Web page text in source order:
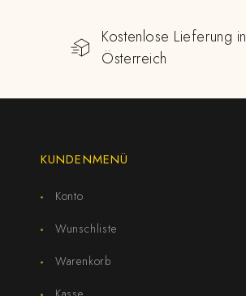
Kostenlose Lieferung in
Österreich
KUNDENMENÜ
Konto
Wunschliste
Warenkorb